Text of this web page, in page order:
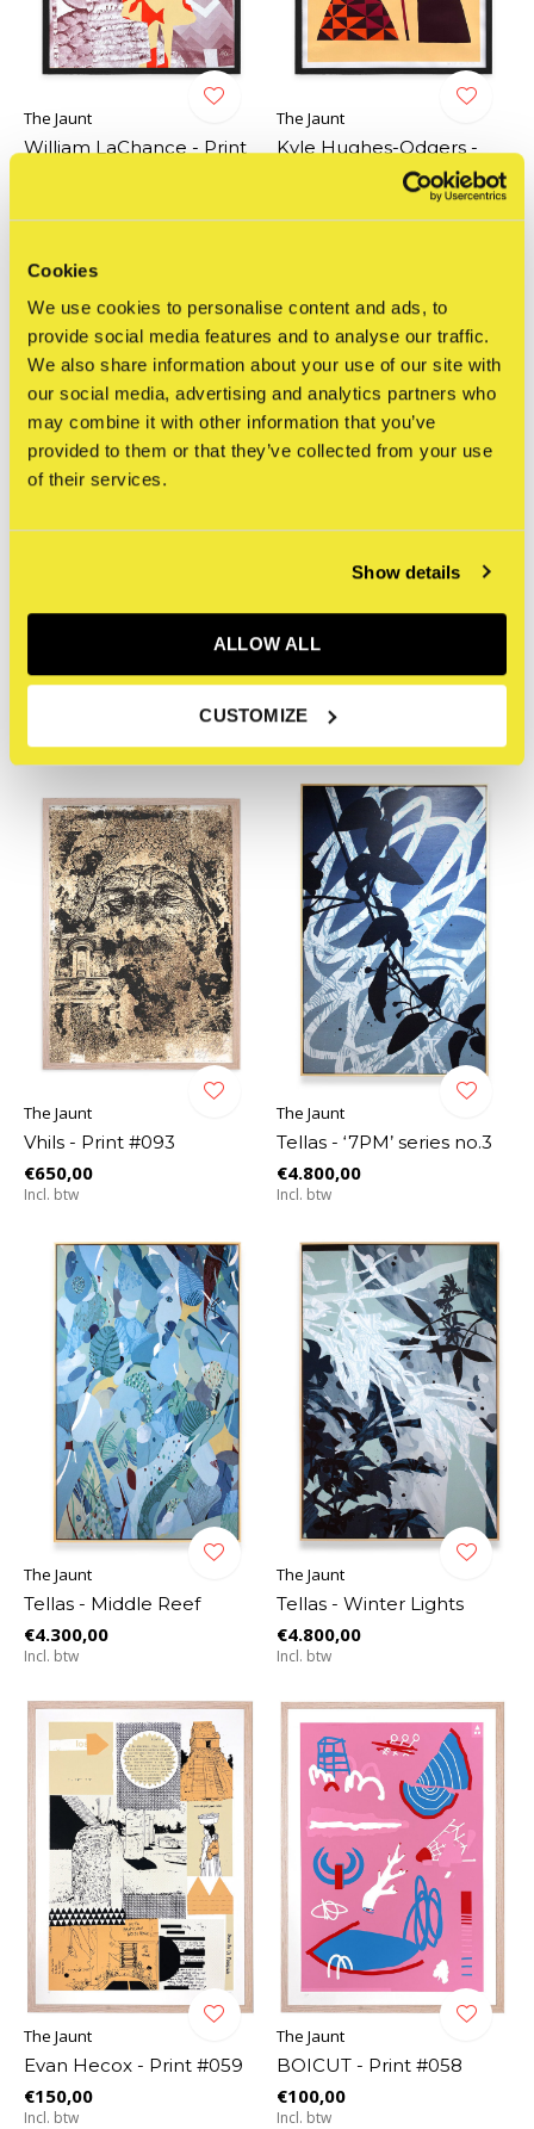
Cookies
We use cookies to personalise content and ads, to
provide social media features and to analyse our traffic.
We also share information about your use of our site with
our social media, advertising and analytics partners who
may combine it with other information that you’ve
provided to them or that they’ve collected from your use
of their services.
Show details
ALLOW ALL
CUSTOMIZE
The Jaunt
William LaChance - Print
€150,00
The Jaunt
Kyle Hughes-Odgers -
Incl. btw
€250,00
Vincent de Boer - Print
#097
€150,00
The Jaunt
Vhils - Print #093
€650,00
Incl. btw
The Jaunt
Tellas - ‘7PM’ series no.3
€4.800,00
Incl. btw
The Jaunt
Tellas - Middle Reef
€4.300,00
Incl. btw
The Jaunt
Tellas - Winter Lights
€4.800,00
Incl. btw
The Jaunt
Evan Hecox - Print #059
€150,00
Incl. btw
The Jaunt
BOICUT - Print #058
€100,00
Incl. btw